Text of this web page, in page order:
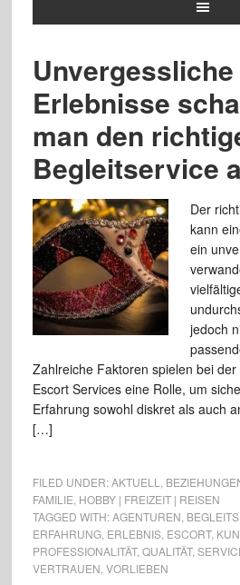
Unvergessliche
Erlebnisse
man den
Begleitservice
Der
kann
ein
jedoch
Zahlreiche Faktoren spielen bei
Escort Services eine Rolle, um
Erfahrung sowohl diskret als auch
[…]
FILED UNDER:AKTUELL
FAMILIE HOBBY | FREIZEIT | REISEN
TAGGED WITH:AGENTUREN
ERFAHRUNG, ERLEBNIS, ESCORT,
PROFESSIONALITÄT, QUALITÄT,
VERTRAUEN VORLIEBEN